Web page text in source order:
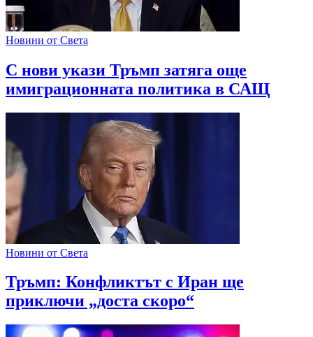
Новини от Света
С нови укази Тръмп затяга още
имиграционната политика в САЩ
Новини от Света
Тръмп: Конфликтът с Иран ще
приключи „доста скоро“